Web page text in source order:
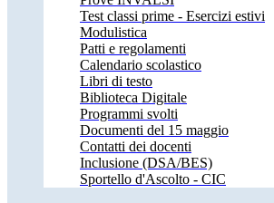
Test classi prime - Esercizi estivi
Modulistica
Patti e regolamenti
Calendario scolastico
Libri di testo
Biblioteca Digitale
Programmi svolti
Documenti del 15 maggio
Contatti dei docenti
Inclusione (DSA/BES)
Sportello d'Ascolto - CIC